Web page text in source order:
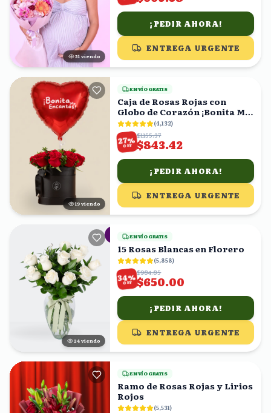
22 viendo
¡PEDIR AHORA!
ENTREGA URGENTE
20 viendo
ENVÍO GRATIS
Caja de Rosas Rojas con
Globo de Corazón ¡Bonita Me
Encantas!
(4,132)
27%
OFF
$1155.37
$843.42
¡PEDIR AHORA!
ENTREGA URGENTE
25 viendo
ENVÍO GRATIS
15 Rosas Blancas en Florero
(5,858)
34%
OFF
$984.85
$650.00
¡PEDIR AHORA!
ENTREGA URGENTE
ENVÍO GRATIS
Ramo de Rosas Rojas y Lirios
Rojos
(5,531)